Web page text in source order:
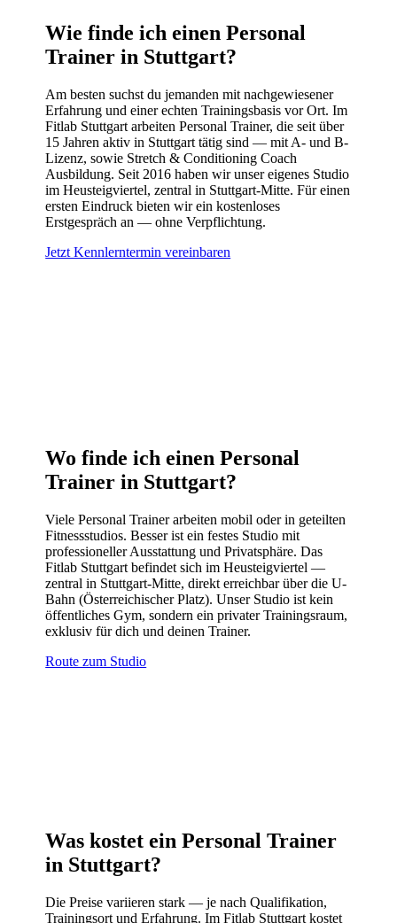
Wie finde ich einen Personal
Trainer in Stuttgart?
Am besten suchst du jemanden mit nachgewiesener
Erfahrung und einer echten Trainingsbasis vor Ort. Im
Fitlab Stuttgart arbeiten Personal Trainer, die seit über
15 Jahren aktiv in Stuttgart tätig sind — mit A- und B-
Lizenz, sowie Stretch & Conditioning Coach
Ausbildung. Seit 2016 haben wir unser eigenes Studio
im Heusteigviertel, zentral in Stuttgart-Mitte. Für einen
ersten Eindruck bieten wir ein kostenloses
Erstgespräch an — ohne Verpflichtung.
Jetzt Kennlerntermin vereinbaren
Wo finde ich einen Personal
Trainer in Stuttgart?
Viele Personal Trainer arbeiten mobil oder in geteilten
Fitnessstudios. Besser ist ein festes Studio mit
professioneller Ausstattung und Privatsphäre. Das
Fitlab Stuttgart befindet sich im Heusteigviertel —
zentral in Stuttgart-Mitte, direkt erreichbar über die U-
Bahn (Österreichischer Platz). Unser Studio ist kein
öffentliches Gym, sondern ein privater Trainingsraum,
exklusiv für dich und deinen Trainer.
Route zum Studio
Was kostet ein Personal Trainer
in Stuttgart?
Die Preise variieren stark — je nach Qualifikation,
Trainingsort und Erfahrung. Im Fitlab Stuttgart kostet